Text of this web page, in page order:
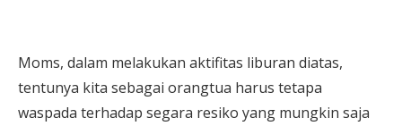
Moms, dalam melakukan aktifitas liburan diatas,
tentunya kita sebagai orangtua harus tetapa
waspada terhadap segara resiko yang mungkin saja